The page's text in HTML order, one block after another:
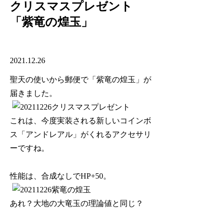
クリスマスプレゼント
「紫竜の煌玉」
2021.12.26
聖天の使いから郵便で「紫竜の煌玉」が
届きました。
これは、今度実装される新しいコインボ
ス「アンドレアル」がくれるアクセサリ
ーですね。
性能は、合成なしでHP+50。
あれ？大地の大竜玉の理論値と同じ？